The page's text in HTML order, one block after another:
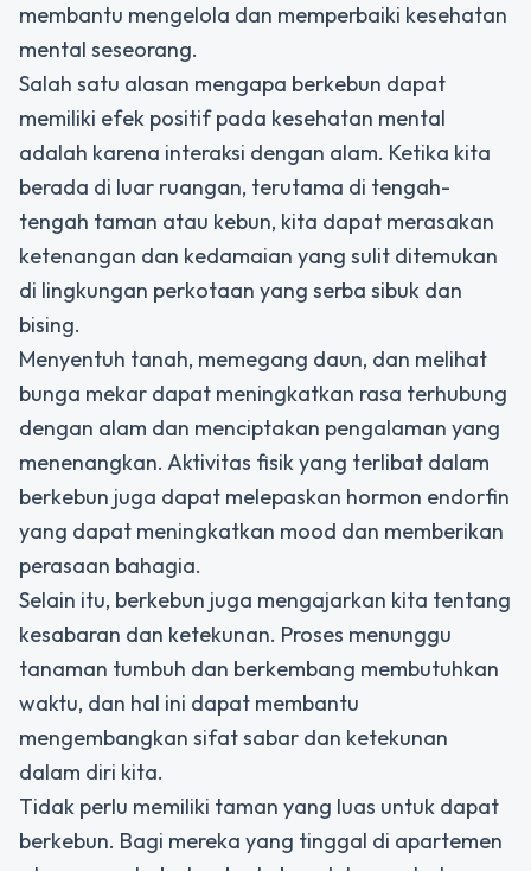
membantu mengelola dan memperbaiki kesehatan
mental seseorang.
Salah satu alasan mengapa berkebun dapat
memiliki efek positif pada kesehatan mental
adalah karena interaksi dengan alam. Ketika kita
berada di luar ruangan, terutama di tengah-
tengah taman atau kebun, kita dapat merasakan
ketenangan dan kedamaian yang sulit ditemukan
di lingkungan perkotaan yang serba sibuk dan
bising.
Menyentuh tanah, memegang daun, dan melihat
bunga mekar dapat meningkatkan rasa terhubung
dengan alam dan menciptakan pengalaman yang
menenangkan. Aktivitas fisik yang terlibat dalam
berkebun juga dapat melepaskan hormon endorfin
yang dapat meningkatkan mood dan memberikan
perasaan bahagia.
Selain itu, berkebun juga mengajarkan kita tentang
kesabaran dan ketekunan. Proses menunggu
tanaman tumbuh dan berkembang membutuhkan
waktu, dan hal ini dapat membantu
mengembangkan sifat sabar dan ketekunan
dalam diri kita.
Tidak perlu memiliki taman yang luas untuk dapat
berkebun. Bagi mereka yang tinggal di apartemen